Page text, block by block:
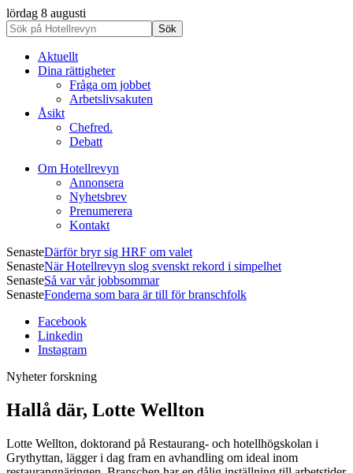
lördag 8 augusti
Aktuellt
Dina rättigheter
Fråga om jobbet
Arbetslivsakuten
Åsikt
Chefred.
Debatt
Om Hotellrevyn
Annonsera
Nyhetsbrev
Prenumerera
Kontakt
SenasteDärför bryr sig HRF om valet
SenasteNär Hotellrevyn slog svenskt rekord i simpelhet
SenasteSå var vår jobbsommar
SenasteFonderna som bara är till för branschfolk
Facebook
Linkedin
Instagram
Nyheterforskning
Hallå där, Lotte Wellton
Lotte Wellton, doktorand på Restaurang- och hotellhögskolan i
Grythyttan, lägger i dag fram en avhandling om ideal inom